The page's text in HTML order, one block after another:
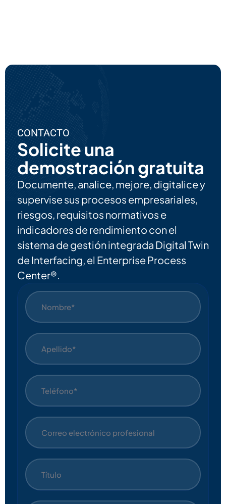
CONTACTO
Solicite una
demostración gratuita
Documente, analice, mejore, digitalice y
supervise sus procesos empresariales,
riesgos, requisitos normativos e
indicadores de rendimiento con el
sistema de gestión integrada Digital Twin
de Interfacing, el Enterprise Process
Center®.